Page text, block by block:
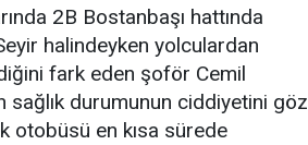
2B Bostanbaşı hattında
halindeyken yolculardan
fark eden şoför Cemil
sağlık durumunun ciddiyetini göz
otobüsü en kısa sürede